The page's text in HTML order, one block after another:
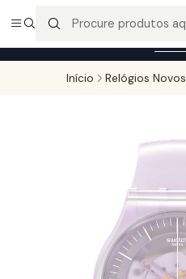
Entregas gratuitas para
encomendas serão
Início Relógios Novos